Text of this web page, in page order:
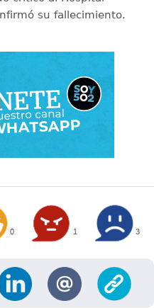
su fallecimiento.
0 1 3